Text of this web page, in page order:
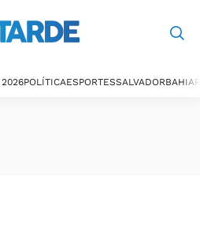
2026POLÍTICAESPORTESSALVADORBAHIA